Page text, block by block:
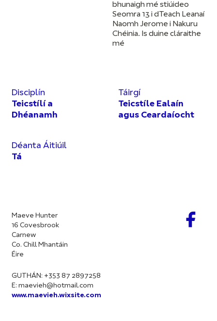
bhunaigh mé stiúideo
Seomra 13 i dTeach Leanaí
Naomh Jerome i Nakuru
Chéinia. Is duine cláraithe
mé
Disciplín
Teicstílí a
Dhéanamh
Táirgí
Teicstíle Ealaín
agus Ceardaíocht
Déanta Áitiúil
Tá
Maeve Hunter
16 Covesbrook
Carnew
Co. Chill Mhantáin
Éire
GUTHÁN: +353 87 2897258
E: maevieh@hotmail.com
www.maevieh.wixsite.com